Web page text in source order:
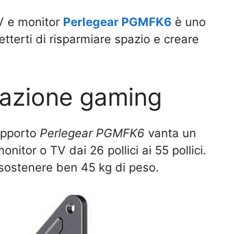
e monitor Perlegear PGMFK6 è uno
di risparmiare spazio e creare
gaming
Perlegear PGMFK6 vanta un
o TV dai 26 pollici ai 55 pollici.
ben 45 kg di peso.